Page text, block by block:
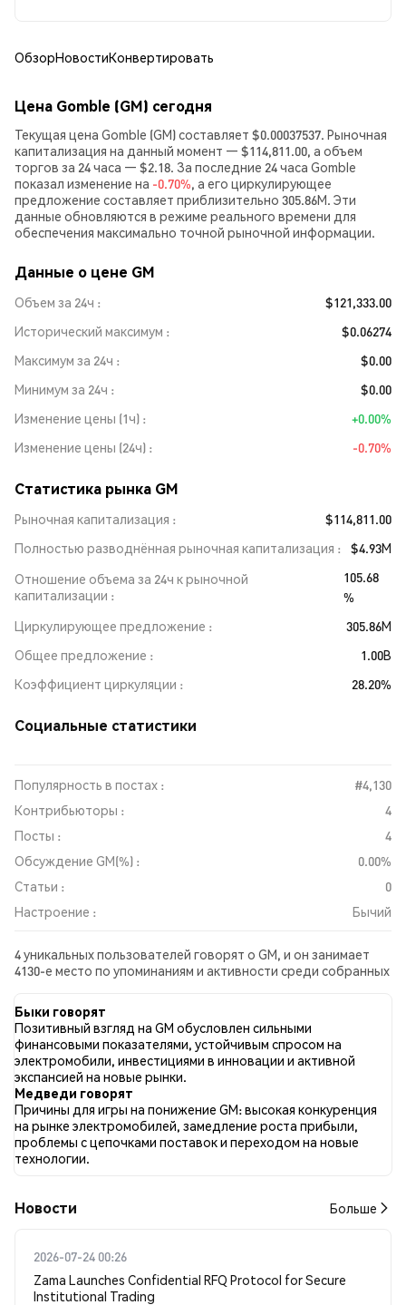
ОбзорНовостиКонвертировать
Цена Gomble (GM) сегодня
Текущая цена Gomble (GM) составляет $0.00037537. Рыночная
капитализация на данный момент — $114,811.00, а объем
торгов за 24 часа — $2.18. За последние 24 часа Gomble
показал изменение на -0.70%, а его циркулирующее
предложение составляет приблизительно 305.86M. Эти
данные обновляются в режиме реального времени для
обеспечения максимально точной рыночной информации.
Данные о цене GM
Объем за 24ч
$121,333.00
Исторический максимум
$0.06274
Максимум за 24ч
$0.00
Минимум за 24ч
$0.00
Изменение цены (1ч)
+0.00%
Изменение цены (24ч)
-0.70%
Статистика рынка GM
Рыночная капитализация
$114,811.00
Полностью разводнённая рыночная капитализация
$4.93M
Отношение объема за 24ч к рыночной
капитализации
105.68
%
Циркулирующее предложение
305.86M
Общее предложение
1.00B
Коэффициент циркуляции
28.20%
Социальные статистики
Популярность в постах :
#4,130
Контрибьюторы :
4
Посты :
4
Обсуждение GM(%) :
0.00%
Статьи :
0
Настроение :
Бычий
4 уникальных пользователей говорят о GM, и он занимает
4130-е место по упоминаниям и активности среди собранных
во всех социальных сетях было Бычий. Всего было
опубликовано 0 новостных статей о GM. В Twitter 100.00%
твитов имели бычий настрой по сравнению с 0.00% твитов с
медвежьим настроем по GM. 0.00% твитов были
нейтральными по отношению к GM. Эти данные основаны на
1 твитах.
Быки говорят
Позитивный взгляд на GM обусловлен сильными
финансовыми показателями, устойчивым спросом на
электромобили, инвестициями в инновации и активной
экспансией на новые рынки.
Медведи говорят
Причины для игры на понижение GM: высокая конкуренция
на рынке электромобилей, замедление роста прибыли,
проблемы с цепочками поставок и переходом на новые
технологии.
Новости Больше
2026-07-24 00:26
Zama Launches Confidential RFQ Protocol for Secure
Institutional Trading